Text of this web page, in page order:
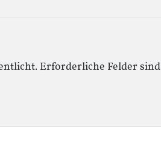
Erforderliche Felder sind